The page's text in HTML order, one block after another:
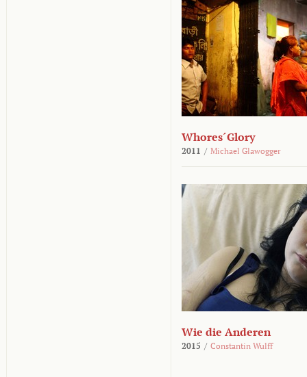
Whores´Glory
2011 / Michael Glawogger
Wie die Anderen
2015 / Constantin Wulff